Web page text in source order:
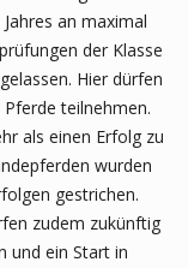
an maximal
der Klasse
Hier dürfen
teilnehmen.
als einen Erfolg zu
wurden
gestrichen.
zudem zukünftig
und ein Start in